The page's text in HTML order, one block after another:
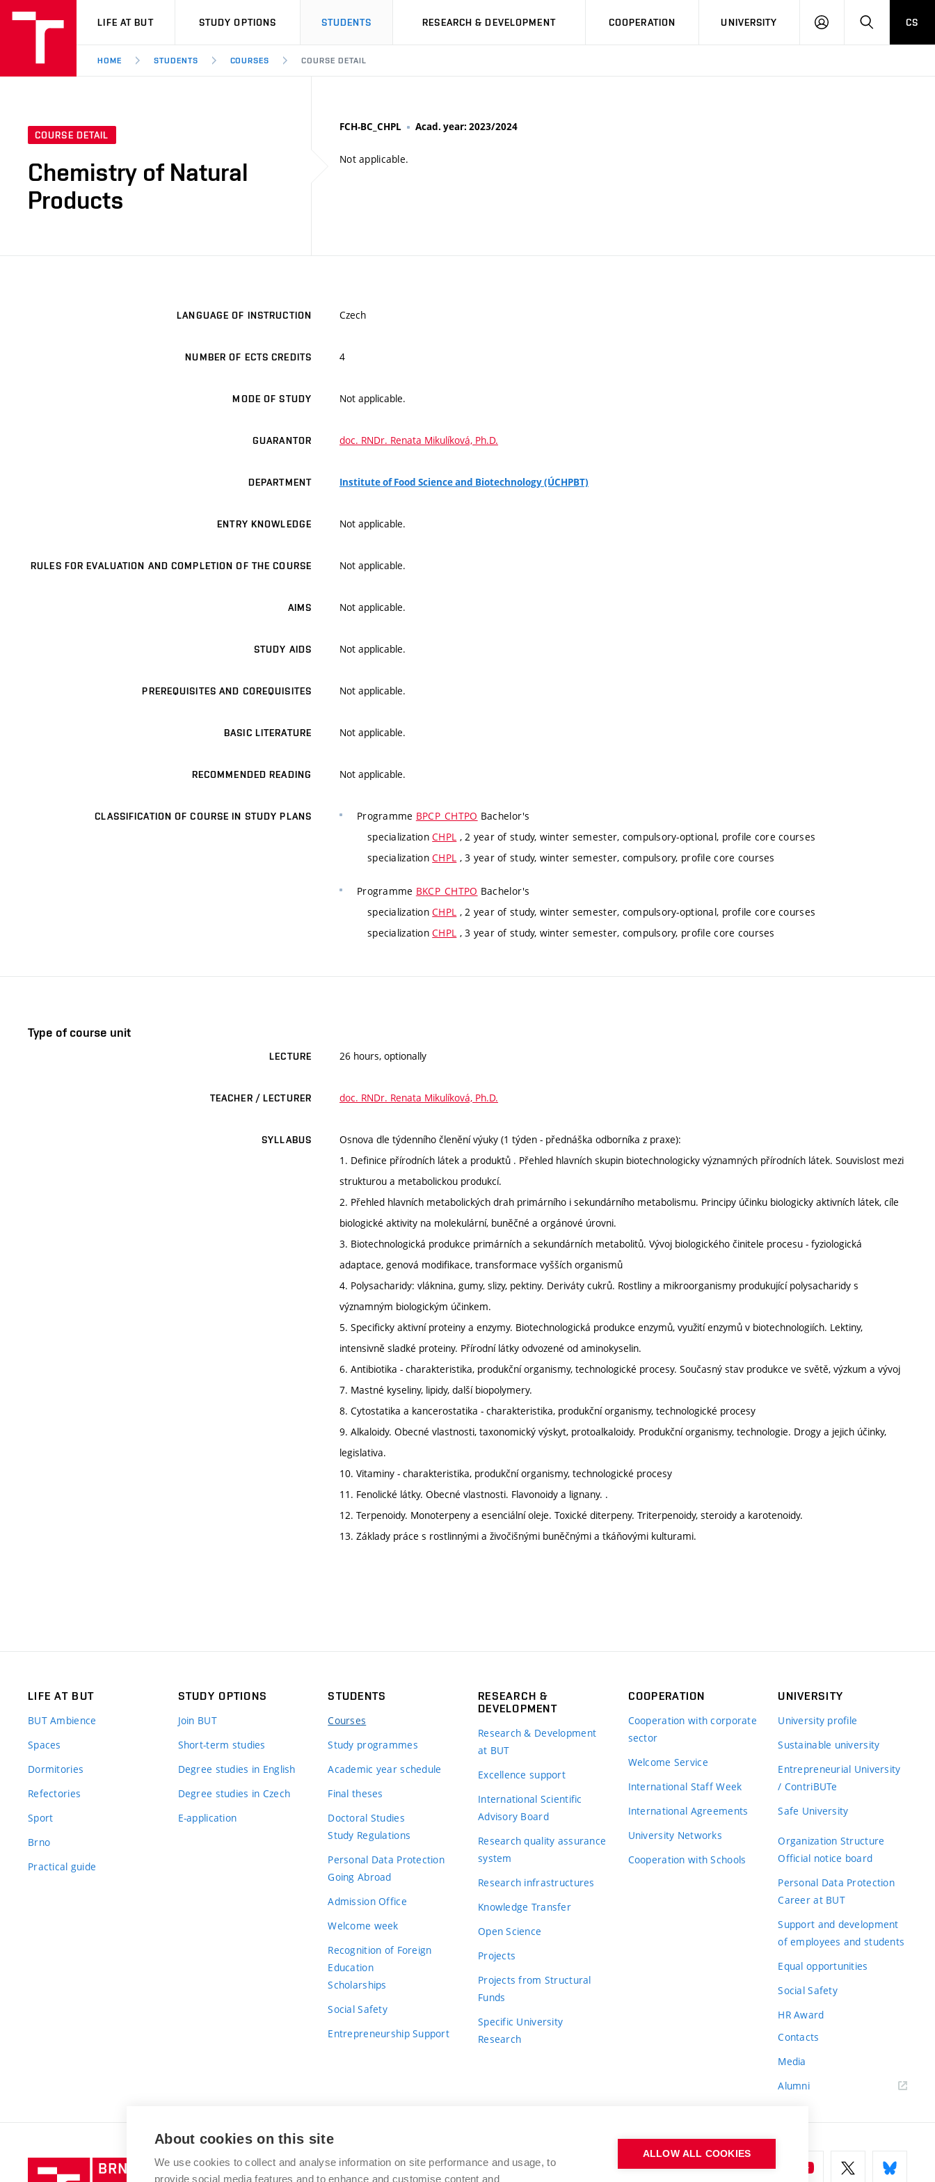
VUT
LIFE AT BUT STUDY OPTIONS STUDENTS RESEARCH & DEVELOPMENT COOPERATION UNIVERSITY
LOG
SEARCHCS
HOME STUDENTS COURSES COURSE DETAIL
COURSE DETAIL
Chemistry of Natural
Products
FCH-BC_CHPL Acad. year: 2023/2024
Not applicable.
LANGUAGE OF INSTRUCTION Czech
NUMBER OF ECTS CREDITS 4
MODE OF STUDY Not applicable.
GUARANTOR doc. RNDr. Renata Mikulíková, Ph.D.
DEPARTMENT Institute of Food Science and Biotechnology (ÚCHPBT)
ENTRY KNOWLEDGE Not applicable.
RULES FOR EVALUATION AND COMPLETION OF THE COURSE Not applicable.
AIMS Not applicable.
STUDY AIDS Not applicable.
PREREQUISITES AND COREQUISITES Not applicable.
BASIC LITERATURE Not applicable.
RECOMMENDED READING Not applicable.
CLASSIFICATION OF COURSE IN STUDY PLANS Programme BPCP_CHTPO Bachelor's
specializationCHPL , 2 year of study, winter semester, compulsory-optional, profile core courses
specializationCHPL , 3 year of study, winter semester, compulsory, profile core courses
Programme BKCP_CHTPO Bachelor's
specializationCHPL , 2 year of study, winter semester, compulsory-optional, profile core courses
specializationCHPL , 3 year of study, winter semester, compulsory, profile core courses
Type of course unit
LECTURE 26 hours, optionally
TEACHER / LECTURER doc. RNDr. Renata Mikulíková, Ph.D.
SYLLABUS
Osnova dle týdenního členění výuky (1 týden - přednáška odborníka z praxe):
1. Definice přírodních látek a produktů . Přehled hlavních skupin biotechnologicky významných přírodních látek. Souvislost mezi
strukturou a metabolickou produkcí.
2. Přehled hlavních metabolických drah primárního i sekundárního metabolismu. Principy účinku biologicky aktivních látek, cíle
biologické aktivity na molekulární, buněčné a orgánové úrovni.
3. Biotechnologická produkce primárních a sekundárních metabolitů. Vývoj biologického činitele procesu - fyziologická
adaptace, genová modifikace, transformace vyšších organismů
4. Polysacharidy: vláknina, gumy, slizy, pektiny. Deriváty cukrů. Rostliny a mikroorganismy produkující polysacharidy s
významným biologickým účinkem.
5. Specificky aktivní proteiny a enzymy. Biotechnologická produkce enzymů, využití enzymů v biotechnologiích. Lektiny,
intensivně sladké proteiny. Přírodní látky odvozené od aminokyselin.
6. Antibiotika - charakteristika, produkční organismy, technologické procesy. Současný stav produkce ve světě, výzkum a vývoj
7. Mastné kyseliny, lipidy, další biopolymery.
8. Cytostatika a kancerostatika - charakteristika, produkční organismy, technologické procesy
9. Alkaloidy. Obecné vlastnosti, taxonomický výskyt, protoalkaloidy. Produkční organismy, technologie. Drogy a jejich účinky,
legislativa.
10. Vitaminy - charakteristika, produkční organismy, technologické procesy
11. Fenolické látky. Obecné vlastnosti. Flavonoidy a lignany. .
12. Terpenoidy. Monoterpeny a esenciální oleje. Toxické diterpeny. Triterpenoidy, steroidy a karotenoidy.
13. Základy práce s rostlinnými a živočišnými buněčnými a tkáňovými kulturami.
LIFE AT BUT
BUT Ambience
Spaces
Dormitories
Refectories
Sport
Brno
Practical guide
STUDY OPTIONS
Join BUT
Short-term studies
Degree studies in English
Degree studies in Czech
E-application
STUDENTS
Courses
Study programmes
Academic year schedule
Final theses
Doctoral Studies
Study Regulations
Personal Data Protection
Going Abroad
Admission Office
Welcome week
Recognition of Foreign
Education
Scholarships
Social Safety
Entrepreneurship Support
RESEARCH &
DEVELOPMENT
Research & Development
at BUT
Excellence support
International Scientific
Advisory Board
Research quality assurance
system
Research infrastructures
Knowledge Transfer
Open Science
Projects
Projects from Structural
Funds
Specific University
Research
COOPERATION
Cooperation with corporate
sector
Welcome Service
International Staff Week
International Agreements
University Networks
Cooperation with Schools
UNIVERSITY
University profile
Sustainable university
Entrepreneurial University
/ ContriBUTe
Safe University
Organization Structure
Official notice board
Personal Data Protection
Career at BUT
Support and development
of employees and students
Equal opportunities
Social Safety
HR Award
Contacts
Media
Alumni
Brno
BRNO UNIVERSITY OF TECHNOLOGY
About cookies on this site
We use cookies to collect and analyse information on site performance and usage, to
provide social media features and to enhance and customise content and
ALLOW ALL COOKIES